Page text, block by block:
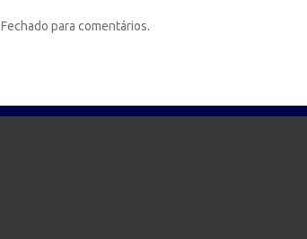
Fechado para comentários.